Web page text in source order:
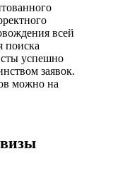
всей
поиска
успешно
заявок.
можно на